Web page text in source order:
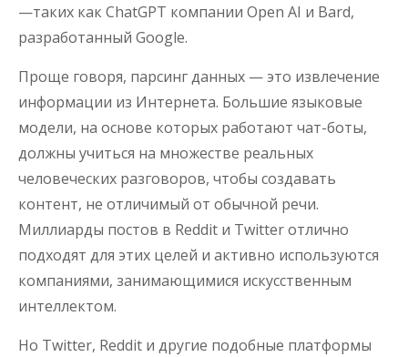
—таких как ChatGPT компании Open AI и Bard,
разработанный Google.
Проще говоря, парсинг данных — это извлечение
информации из Интернета. Большие языковые
модели, на основе которых работают чат-боты,
должны учиться на множестве реальных
человеческих разговоров, чтобы создавать
контент, не отличимый от обычной речи.
Миллиарды постов в Reddit и Twitter отлично
подходят для этих целей и активно используются
компаниями, занимающимися искусственным
интеллектом.
Но Twitter, Reddit и другие подобные платформы